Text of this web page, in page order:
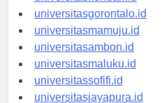
universitaskendari.id
universitasgorontalo.id
universitasmamuju.id
universitasambon.id
universitasmaluku.id
universitassofifi.id